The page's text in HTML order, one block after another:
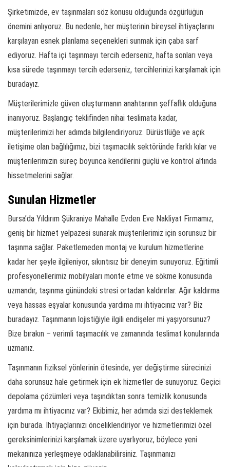
Şirketimizde, ev taşınmaları söz konusu olduğunda özgürlüğün
önemini anlıyoruz. Bu nedenle, her müşterinin bireysel ihtiyaçlarını
karşılayan esnek planlama seçenekleri sunmak için çaba sarf
ediyoruz. Hafta içi taşınmayı tercih ederseniz, hafta sonları veya
kısa sürede taşınmayı tercih ederseniz, tercihlerinizi karşılamak için
buradayız.
Müşterilerimizle güven oluşturmanın anahtarının şeffaflık olduğuna
inanıyoruz. Başlangıç teklifinden nihai teslimata kadar,
müşterilerimizi her adımda bilgilendiriyoruz. Dürüstlüğe ve açık
iletişime olan bağlılığımız, bizi taşımacılık sektöründe farklı kılar ve
müşterilerimizin süreç boyunca kendilerini güçlü ve kontrol altında
hissetmelerini sağlar.
Sunulan Hizmetler
Bursa’da Yıldırım Şükraniye Mahalle Evden Eve Nakliyat Firmamız,
geniş bir hizmet yelpazesi sunarak müşterilerimiz için sorunsuz bir
taşınma sağlar. Paketlemeden montaj ve kurulum hizmetlerine
kadar her şeyle ilgileniyor, sıkıntısız bir deneyim sunuyoruz. Eğitimli
profesyonellerimiz mobilyaları monte etme ve sökme konusunda
uzmandır, taşınma günündeki stresi ortadan kaldırırlar. Ağır kaldırma
veya hassas eşyalar konusunda yardıma mı ihtiyacınız var? Biz
buradayız. Taşınmanın lojistiğiyle ilgili endişeler mi yaşıyorsunuz?
Bize bırakın – verimli taşımacılık ve zamanında teslimat konularında
uzmanız.
Taşınmanın fiziksel yönlerinin ötesinde, yer değiştirme sürecinizi
daha sorunsuz hale getirmek için ek hizmetler de sunuyoruz. Geçici
depolama çözümleri veya taşındıktan sonra temizlik konusunda
yardıma mı ihtiyacınız var? Ekibimiz, her adımda sizi desteklemek
için burada. İhtiyaçlarınızı önceliklendiriyor ve hizmetlerimizi özel
gereksinimlerinizi karşılamak üzere uyarlıyoruz, böylece yeni
mekanınıza yerleşmeye odaklanabilirsiniz. Taşınmanızı